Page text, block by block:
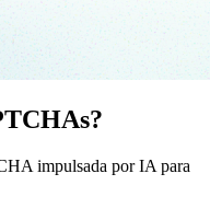
impulsada por IA para